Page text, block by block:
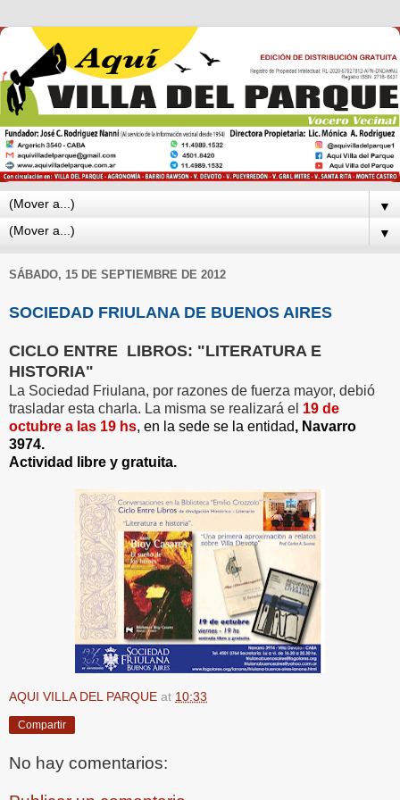
▼
▼
SÁBADO, 15 DE SEPTIEMBRE DE 2012
SOCIEDAD FRIULANA DE BUENOS AIRES
CICLO ENTRE LIBROS: "LITERATURA E
HISTORIA"
La Sociedad Friulana, por razones de fuerza mayor, debió
trasladar esta charla. La misma se realizará el 19 de
octubre a las 19 hs, en la sede se la entidad, Navarro
3974.
Actividad libre y gratuita.
AQUI VILLA DEL PARQUE at 10:33
Compartir
No hay comentarios: